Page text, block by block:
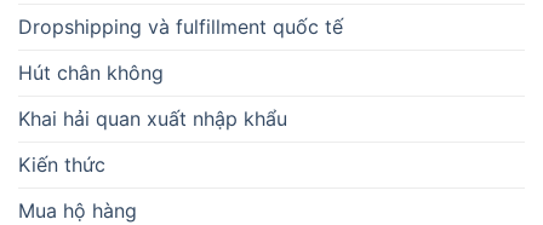
Dropshipping và fulfillment quốc tế
Hút chân không
Khai hải quan xuất nhập khẩu
Kiến thức
Mua hộ hàng